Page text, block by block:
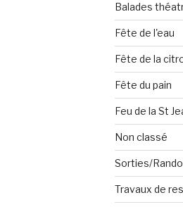
Balades
Fête de l'eau
Fête de la
Fête du pain
Feu de la St
Non classé
Sorties/
Travaux de